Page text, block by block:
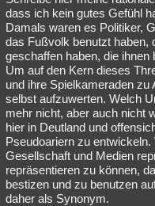
dass ich kein gutes Gefühl
Damals waren es Politiker,
das Fußvolk benutzt haben,
geschaffen haben, die
Um auf den Kern dieses
und ihre Spielkameraden
selbst aufzuwerten. Welch
mehr nicht, aber auch nicht
hier in Deutland und
Pseudoariern zu
Gesellschaft und Medien
repräsentieren zu können,
bestizen und zu benutzen
daher als Synonym.